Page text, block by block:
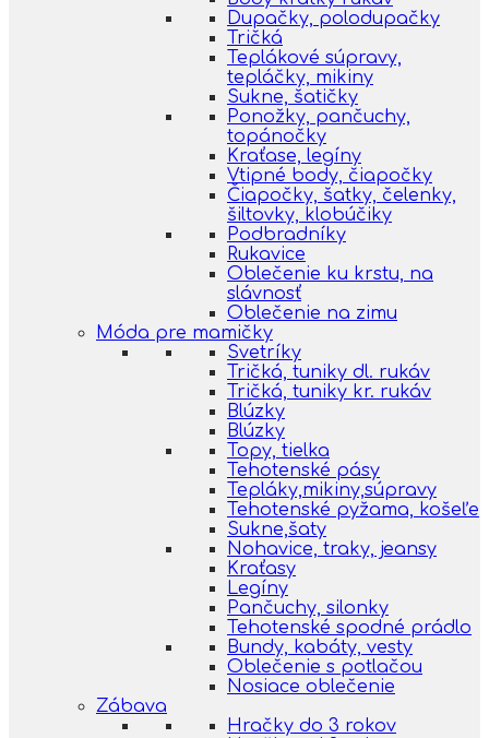
Dupačky, polodupačky
Tričká
Teplákové súpravy,
tepláčky, mikiny
Sukne, šatičky
Ponožky, pančuchy,
topánočky
Kraťase, legíny
Vtipné body, čiapočky
Čiapočky, šatky, čelenky,
šiltovky, klobúčiky
Podbradníky
Rukavice
Oblečenie ku krstu, na
slávnosť
Oblečenie na zimu
Móda pre mamičky
Svetríky
Tričká, tuniky dl. rukáv
Tričká, tuniky kr. rukáv
Blúzky
Blúzky
Topy, tielka
Tehotenské pásy
Tepláky,mikiny,súpravy
Tehotenské pyžama, košeľe
Sukne,šaty
Nohavice, traky, jeansy
Kraťasy
Legíny
Pančuchy, silonky
Tehotenské spodné prádlo
Bundy, kabáty, vesty
Oblečenie s potlačou
Nosiace oblečenie
Zábava
Hračky do 3 rokov